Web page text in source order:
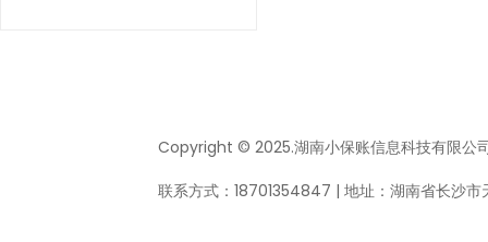
Copyright © 2025.湖南小保账信息科技有限公
联系方式：18701354847 | 地址：湖南省长沙